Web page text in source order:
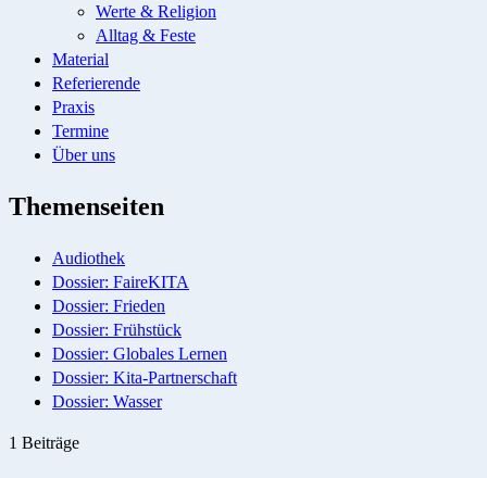
Werte & Religion
Alltag & Feste
Material
Referierende
Praxis
Termine
Über uns
Themenseiten
Audiothek
Dossier: FaireKITA
Dossier: Frieden
Dossier: Frühstück
Dossier: Globales Lernen
Dossier: Kita-Partnerschaft
Dossier: Wasser
1 Beiträge